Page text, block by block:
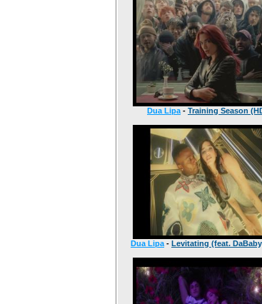
Dua Lipa - Training Season
Dua Lipa - Levitating (feat.